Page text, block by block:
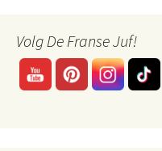
Volg De Franse Juf!